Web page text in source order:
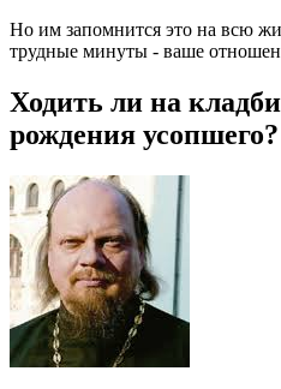
Но им запомнится это на всю
трудные минуты - ваше
Ходить ли на
рождения усопшего?